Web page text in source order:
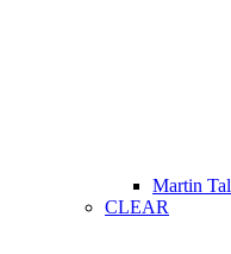
Martin
CLEAR